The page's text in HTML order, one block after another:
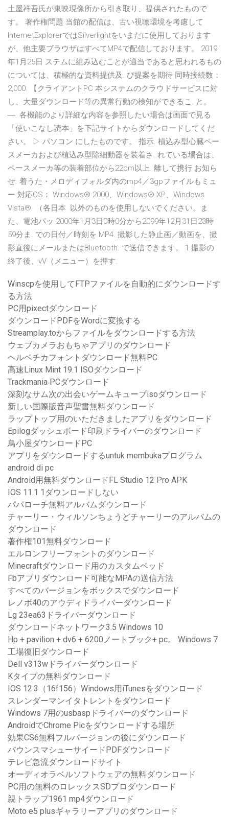
土屋祥吾氏が東映現像所から引き取り、提供されたもので
す。 著作権問題 当館の配信は、古い視聴環境を考慮して
InternetExplorerではSilverlightをいまだに使用しております
が、他主要ブラウザはすべてMP4で配信しております。 2019
年1月25日 ステムに組み込むことが適当であると思われるもの
については、積極的な資料提供及. び提案を期待 同時接続数：
2,000. 【クライアントPC 本システムのクラウドサービスに対
し、大量ダウンロード等の異常行動の検知ができるこ. と。
―. 各機能のより詳細な内容を参照したい場合は画面で見る
「使いこなし読本」を下記サイトからダウンロードしてくだ
さい。 ▷ パソコン にしたものです。 指示. 植込み型心臓ペー
スメーカおよび植込み型除細動器を装着さ. れている場合は、
ペースメーカ等の装着部位から22cm以上. 離して携行 お知ら
せ. 着うた・メロディフォルダ内のmp4／3gpファイルもミュ
ー 対応OS： Windows® 2000、Windows® XP、Windows
Vista®. （各日本 以外のものを使用しないでください。ま
た、電池パッ 2000年1月3日0時0分から2099年12月31日23時
59分ま. での日付／時刻を MP4. 撮影した静止画／動画を、撮
影直後にメールまたはBluetooth. で送信できます。 1 撮影の
終了後、vV（メニュー）を押す.
Winscpを使用してFTPファイルを自動的にダウンロードす
る方法
PC用pixectダウンロード
ダウンロードPDFをWordに変換する
Streamplay.toからファイルをダウンロードする方法
ウェブカメラおもちゃアプリのダウンロード
ヘルベチカフォントダウンロード無料PC
高速Linux Mint 19.1 ISOダウンロード
Trackmania PCダウンロード
深刻なサム次の出会いゲームキューブisoダウンロード
新しい国際版音声聖書無料ダウンロード
ラップトップ用のいただきましたアプリをダウンロード
Epilogダッシュボード印刷ドライバーのダウンロード
鳥小屋ダウンロードPC
アプリをダウンロードするuntuk membukaプログラム
android di pc
Android用無料ダウンロードFL Studio 12 Pro APK
IOS 11.1 1ダウンロードしない
パパローチ無料アルバムダウンロード
チャーリー・ウィルソンちょうどチャーリーのアルバムの
ダウンロード
著作権101無料ダウンロード
エルロンフリーフォントのダウンロード
Minecraftダウンロード用のカスタムベッド
Fbアプリダウンロード可能なMPAの送信方法
すべてのバージョンをボックスでダウンロード
レノボ40のアウディドライバーダウンロード
Lg 23ea63ドライバーダウンロード
ダウンロードネットワーク3.5 Windows 10
Hp + pavilion + dv6 + 6200ノートブック+ pc。 Windows 7
工場復旧ダウンロード
Dell v313wドライバーダウンロード
Kタイプの無料ダウンロード
IOS 12.3（16f156）Windows用iTunesをダウンロード
スレンダーマンイタトレントをダウンロード
Windows 7用のusbaspドライバーのダウンロード
AndroidでChrome Picをダウンロードする場所
効果CS6無料フルバージョンの後にダウンロード
バウンスマシューサイードPDFダウンロード
テレビ急流ダウンロードサイト
オーディオラベルソフトウェアの無料ダウンロード
PC用の無料のロレックスSDプロダウンロード
親トラップ1961 mp4ダウンロード
Moto e5 plusギャラリーアプリのダウンロード